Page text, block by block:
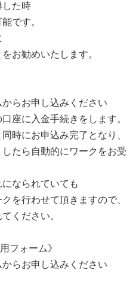
した時
です。
お勧めいたします。
らお申し込みください
座に入金手続きをします。
時にお申込み完了となり、
たら自動的にワークをお受
なられていても
を行わせて頂きますので、
ください。
フォーム》
らお申し込みください